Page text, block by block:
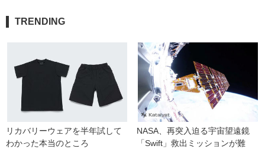
TRENDING
リカバリーウェアを半年試して
わかった本当のところ
NASA、再突入迫る宇宙望遠鏡
「Swift」救出ミッションが難